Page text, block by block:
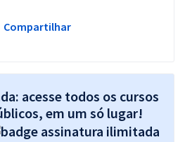
Compartilhar
acesse todos os cursos
em um só lugar!